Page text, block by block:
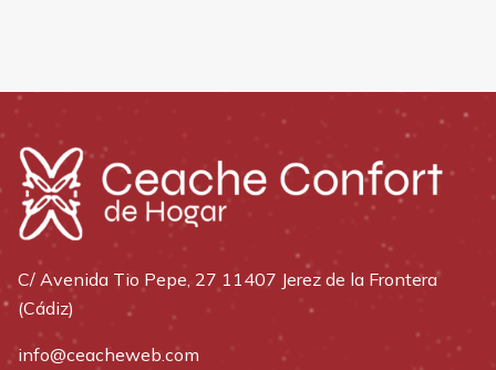
C/ Avenida Tio Pepe, 27 11407 Jerez de la Frontera
(Cádiz)
info@ceacheweb.com